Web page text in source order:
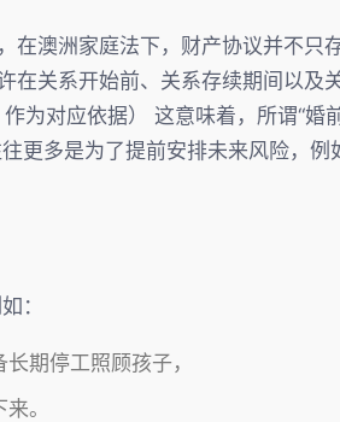
在澳洲家庭法下，财产协议并不只
在关系开始前、关系存续期间以及
对应依据） 这意味着，所谓“婚
更多是为了提前安排未来风险，例
：
期停工照顾孩子，
。